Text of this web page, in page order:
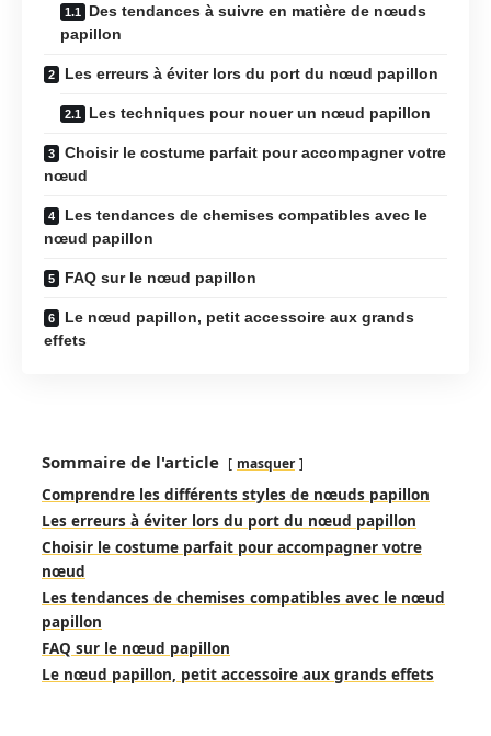
Des tendances à suivre en matière de nœuds
papillon
Les erreurs à éviter lors du port du nœud papillon
Les techniques pour nouer un nœud papillon
Choisir le costume parfait pour accompagner votre
nœud
Les tendances de chemises compatibles avec le
nœud papillon
FAQ sur le nœud papillon
Le nœud papillon, petit accessoire aux grands
effets
Sommaire de l'article masquer
Comprendre les différents styles de nœuds papillon
Les erreurs à éviter lors du port du nœud papillon
Choisir le costume parfait pour accompagner votre
nœud
Les tendances de chemises compatibles avec le nœud
papillon
FAQ sur le nœud papillon
Le nœud papillon, petit accessoire aux grands effets